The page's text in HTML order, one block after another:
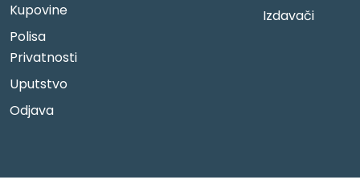
Kupovine
Polisa
Privatnosti
Uputstvo
Odjava
Izdavači